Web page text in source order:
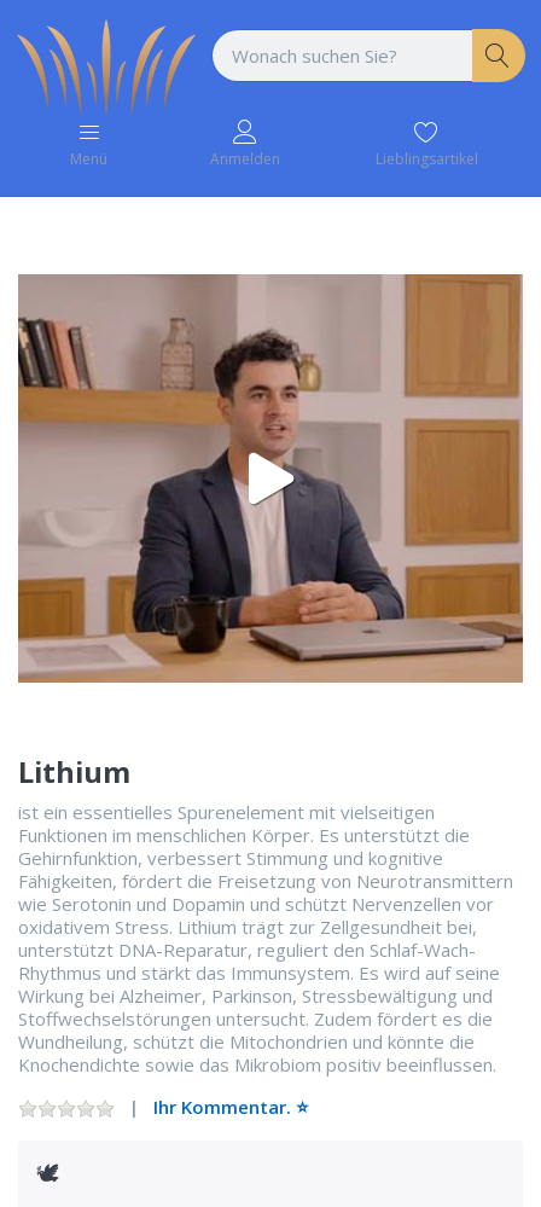
Menü Anmelden Lieblingsartikel
Lithium
ist ein essentielles Spurenelement mit vielseitigen
Funktionen im menschlichen Körper. Es unterstützt die
Gehirnfunktion, verbessert Stimmung und kognitive
Fähigkeiten, fördert die Freisetzung von Neurotransmittern
wie Serotonin und Dopamin und schützt Nervenzellen vor
oxidativem Stress. Lithium trägt zur Zellgesundheit bei,
unterstützt DNA-Reparatur, reguliert den Schlaf-Wach-
Rhythmus und stärkt das Immunsystem. Es wird auf seine
Wirkung bei Alzheimer, Parkinson, Stressbewältigung und
Stoffwechselstörungen untersucht. Zudem fördert es die
Wundheilung, schützt die Mitochondrien und könnte die
Knochendichte sowie das Mikrobiom positiv beeinflussen.
Ihr Kommentar. ⭐️
🕊